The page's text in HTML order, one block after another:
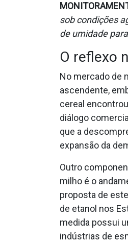
sob condições
de umidade
O reflexo
No mercado de
ascendente,
cereal
diálogo
que a
expansão da
Outro
milho é o
proposta de
de etanol nos
medida possui
indústrias de